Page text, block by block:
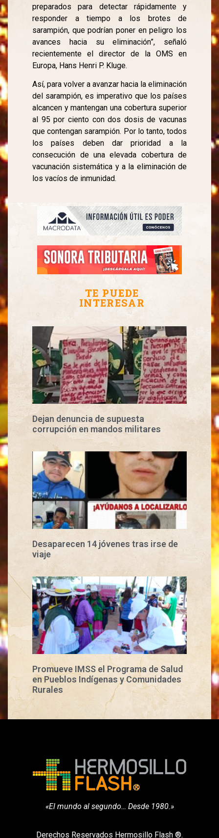
preparados para detectar rápidamente y
responder a tiempo a los brotes de
sarampión, que podrían poner en peligro los
avances hacia su eliminación”, señaló
recientemente el director de la OMS en
Europa, Hans Henri P. Kluge.
Así, para volver a avanzar hacia la eliminación
del sarampión, es imperativo que los países
alcancen y mantengan una cobertura superior
al 95 por ciento con dos dosis de vacunas
que contengan sarampión. Por lo tanto, todos
los países deben dar prioridad a la
consecución de una elevada cobertura de
vacunación sistemática y a la eliminación de
los vacíos de inmunidad.
TE PUEDE
INTERESAR
Dejan denuncia de supuesta
corrupción en mandos militares
Desaparecen 14 jóvenes tras irse de
viaje
Promueve IMSS el Programa de Salud
en Pueblos Indígenas y Comunidades
Rurales
«El mundo al segundo… Desde 1980.»
Derechos Reservados Hermosillo Flash ®.